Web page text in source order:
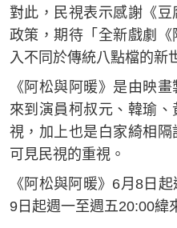
對此，民視表示感謝《
政策，期待「全新戲劇
入不同於傳統八點檔的新
《阿松與阿暖》是由映
來到演員柯叔元、韓瑜
視，加上也是白家綺相隔
可見民視的重視。
《阿松與阿暖》6月8日
9日起週一至週五20:00緯